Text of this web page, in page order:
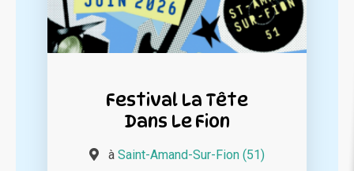
Festival La Tête
Dans Le Fion
à Saint-Amand-Sur-Fion (51)